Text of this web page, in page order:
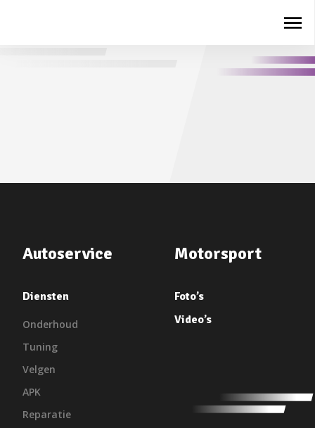
Autoservice
Diensten
Onderhoud
Tuning
Velgen
APK
Reparatie
Motorsport
Foto’s
Video’s